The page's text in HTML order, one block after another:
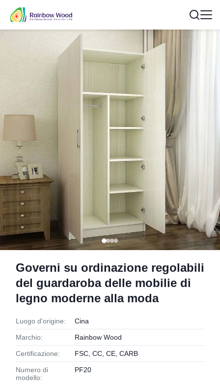
Governi su ordinazione regolabili
del guardaroba delle mobilie di
legno moderne alla moda
Luogo d'origine: Cina
Marchio: Rainbow Wood
Certificazione: FSC, CC, CE, CARB
Numero di
modello:
PF20